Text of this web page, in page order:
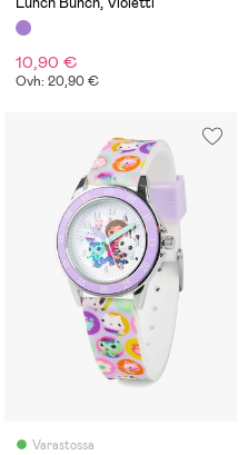
10,90 €
Ovh: 20,90 €
Varastossa